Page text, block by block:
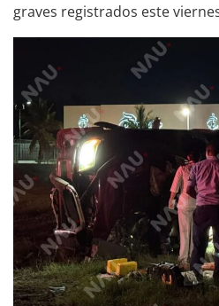
graves registrados este